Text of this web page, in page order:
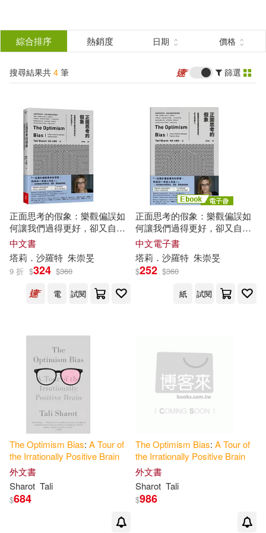
結
分類 (單選)
所有商品(4) 圖書(3)
電子書(1)
作者 (可複選)
Sharot(2) Tali(2)
塔莉．沙羅特(2)
今周刊(2)
Pantheon Books(1)
配送方式 (可複選)
可海外宅配(3)
綜合排序 熱銷度 日期 價格
搜尋結果共 4 筆 篩選
正面思考的假象：樂觀偏誤如
何讓我們過得更好，卻又自取
滅亡?
中文書
塔莉．沙羅特 朱崇旻
9 折 $324 $360
電
試閱
正面思考的假象：樂觀偏誤如
何讓我們過得更好，卻又自取
滅亡? (電子書)
中文電子書
塔莉．沙羅特 朱崇旻
$252 $360
紙
試閱
TheOptimism Bias: ATourof
the Irrationally Positive Brain
外文書
Sharot Tali
$684
TheOptimism Bias: ATourof
the Irrationally Positive Brain
外文書
Sharot Tali
$986